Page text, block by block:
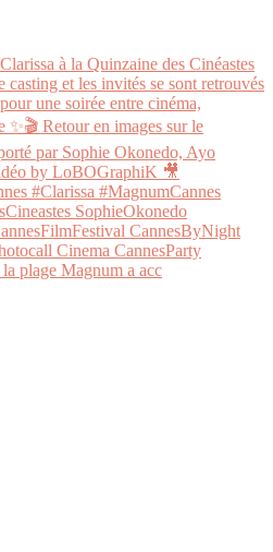
plage Magnum a acc